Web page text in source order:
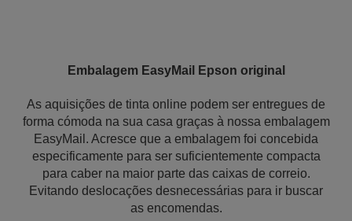
Embalagem EasyMail Epson original
As aquisições de tinta online podem ser entregues de
forma cómoda na sua casa graças à nossa embalagem
EasyMail. Acresce que a embalagem foi concebida
especificamente para ser suficientemente compacta
para caber na maior parte das caixas de correio.
Evitando deslocações desnecessárias para ir buscar
as encomendas.